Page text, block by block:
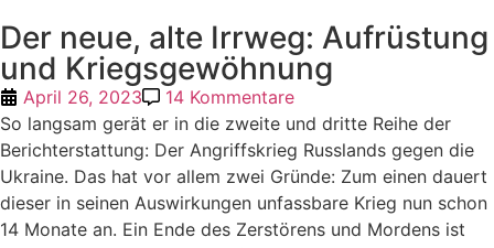
Der neue, alte Irrweg: Aufrüstung
und Kriegsgewöhnung
April 26, 2023
14 Kommentare
So langsam gerät er in die zweite und dritte Reihe der
Berichterstattung: Der Angriffskrieg Russlands gegen die
Ukraine. Das hat vor allem zwei Gründe: Zum einen dauert
dieser in seinen Auswirkungen unfassbare Krieg nun schon
14 Monate an. Ein Ende des Zerstörens und Mordens ist